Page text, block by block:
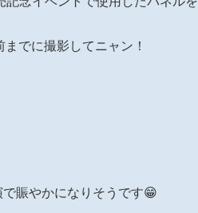
でに撮影してニャン！
賑やかになりそうです😁